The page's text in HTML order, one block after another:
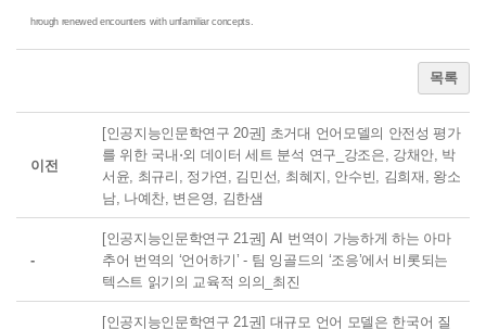
hrough renewed encounters with unfamiliar concepts.
목록
이전
[인공지능인문학연구 20권] 초거대 언어모델의 안전성 평가
를 위한 국내⋅외 데이터 세트 분석 연구_강조은, 강채안, 박
서윤, 최규리, 정가연, 김민선, 최혜지, 안수빈, 김희재, 왕소
남, 나예찬, 변은영, 김한샘
-
[인공지능인문학연구 21권] AI 번역이 가능하게 하는 아마
추어 번역의 ‘언어하기’ - 팀 잉골드의 ‘조응’에서 비롯되는
텍스트 읽기의 교육적 의의_최진
[인공지능인문학연구 21권] 대규모 언어 모델은 한국어 질